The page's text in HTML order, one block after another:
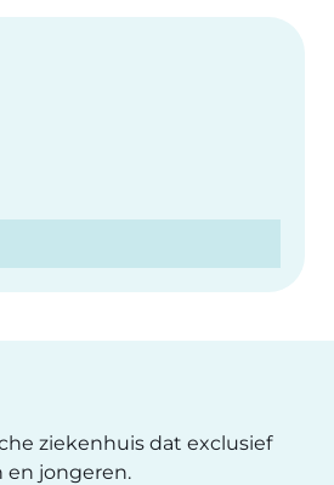
ziekenhuis dat exclusief
en jongeren.